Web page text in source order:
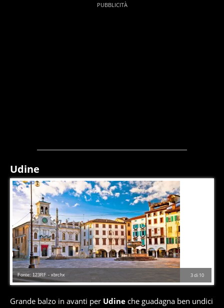
Udine
3di 10
Fonte: 123RF - xbrchx
Grande balzo in avanti per Udine che guadagna ben undici